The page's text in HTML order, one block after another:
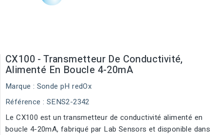
CX100 - Transmetteur De Conductivité,
Alimenté En Boucle 4-20mA
Marque : Sonde pH redOx
Référence : SENS2-2342
Le CX100 est un transmetteur de conductivité alimenté en
boucle 4-20mA, fabriqué par Lab Sensors et disponible dans